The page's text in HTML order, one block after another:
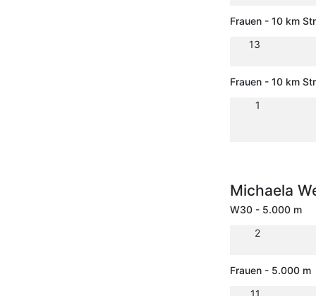
Frauen - 10 km
13
Frauen - 10 km
1
Michaela
W30 - 5.000 m
2
Frauen - 5.000 m
11